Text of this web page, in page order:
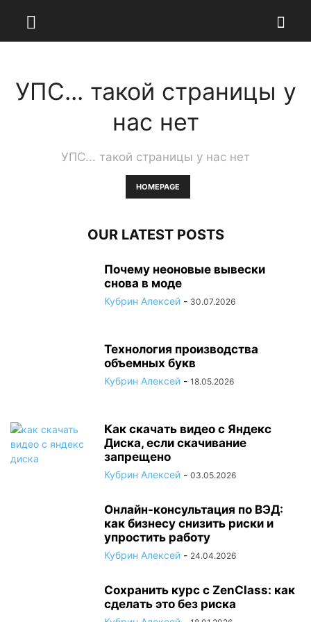
УПС... такой страницы у
нас нет
УПС... такой страницы у нас нет
HOMEPAGE
OUR LATEST POSTS
Почему неоновые вывески
снова в моде
Кубрин Алексей - 30.07.2026
Технология производства
объемных букв
Кубрин Алексей - 18.05.2026
Как скачать видео с Яндекс
Диска, если скачивание
запрещено
Кубрин Алексей - 03.05.2026
Онлайн-консультация по ВЭД:
как бизнесу снизить риски и
упростить работу
Кубрин Алексей - 24.04.2026
Сохранить курс с ZenClass: как
сделать это без риска